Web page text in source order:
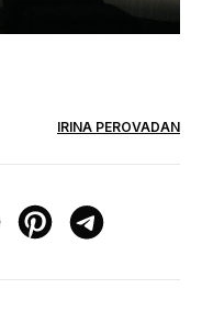
IRINA PEROVADAN